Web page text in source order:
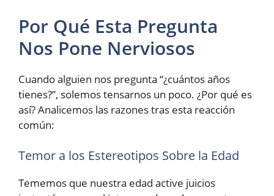
Por Qué Esta Pregunta
Nos Pone Nerviosos
Cuando alguien nos pregunta “¿cuántos años
tienes?”, solemos tensarnos un poco. ¿Por qué es
así? Analicemos las razones tras esta reacción
común:
Temor a los Estereotipos Sobre la Edad
Tememos que nuestra edad active juicios